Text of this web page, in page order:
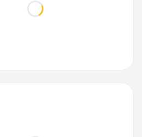
Loading...